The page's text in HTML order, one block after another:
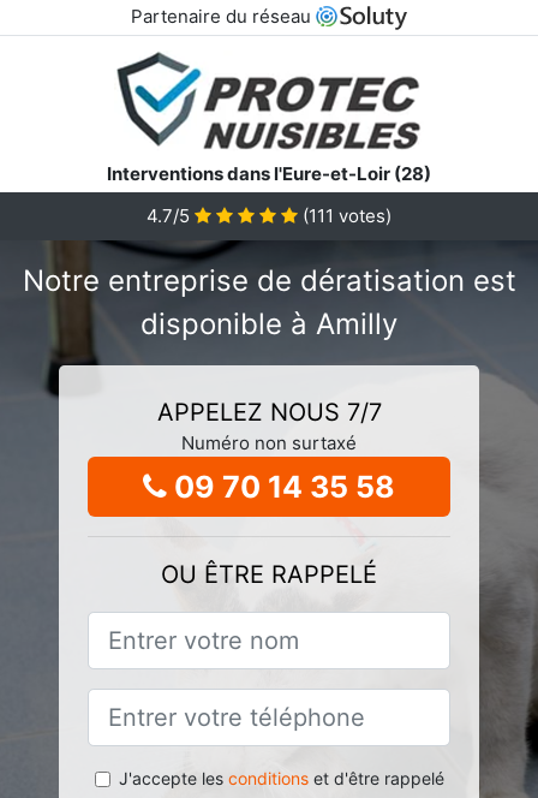
Partenaire du réseau
Interventions dans l'Eure-et-Loir (28)
4.7/5
(111 votes)
Notre entreprise de dératisation est
disponible à Amilly
APPELEZ NOUS 7/7
Numéro non surtaxé
09 70 14 35 58
OU ÊTRE RAPPELÉ
J'accepte les conditionset d'être rappelé